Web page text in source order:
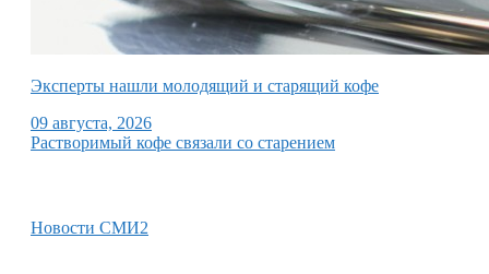
Эксперты нашли молодящий и старящий кофе
09 августа, 2026
Растворимый кофе связали со старением
Новости СМИ2